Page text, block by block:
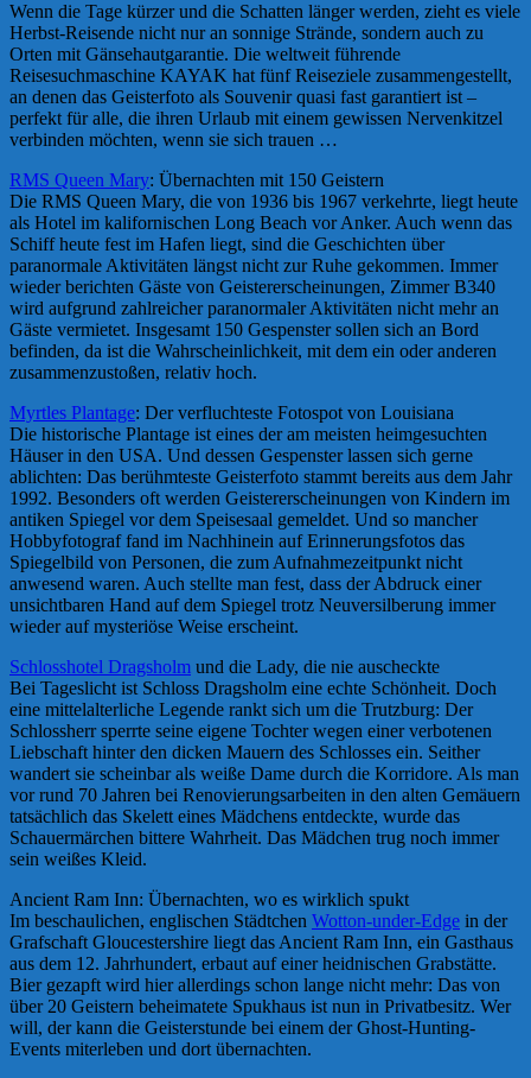
Wenn die Tage kürzer und die Schatten länger werden, zieht es viele
Herbst-Reisende nicht nur an sonnige Strände, sondern auch zu
Orten mit Gänsehautgarantie. Die weltweit führende
Reisesuchmaschine KAYAK hat fünf Reiseziele zusammengestellt,
an denen das Geisterfoto als Souvenir quasi fast garantiert ist –
perfekt für alle, die ihren Urlaub mit einem gewissen Nervenkitzel
verbinden möchten, wenn sie sich trauen …
RMS Queen Mary: Übernachten mit 150 Geistern
Die RMS Queen Mary, die von 1936 bis 1967 verkehrte, liegt heute
als Hotel im kalifornischen Long Beach vor Anker. Auch wenn das
Schiff heute fest im Hafen liegt, sind die Geschichten über
paranormale Aktivitäten längst nicht zur Ruhe gekommen. Immer
wieder berichten Gäste von Geistererscheinungen, Zimmer B340
wird aufgrund zahlreicher paranormaler Aktivitäten nicht mehr an
Gäste vermietet. Insgesamt 150 Gespenster sollen sich an Bord
befinden, da ist die Wahrscheinlichkeit, mit dem ein oder anderen
zusammenzustoßen, relativ hoch.
Myrtles Plantage: Der verfluchteste Fotospot von Louisiana
Die historische Plantage ist eines der am meisten heimgesuchten
Häuser in den USA. Und dessen Gespenster lassen sich gerne
ablichten: Das berühmteste Geisterfoto stammt bereits aus dem Jahr
1992. Besonders oft werden Geistererscheinungen von Kindern im
antiken Spiegel vor dem Speisesaal gemeldet. Und so mancher
Hobbyfotograf fand im Nachhinein auf Erinnerungsfotos das
Spiegelbild von Personen, die zum Aufnahmezeitpunkt nicht
anwesend waren. Auch stellte man fest, dass der Abdruck einer
unsichtbaren Hand auf dem Spiegel trotz Neuversilberung immer
wieder auf mysteriöse Weise erscheint.
Schlosshotel Dragsholm und die Lady, die nie auscheckte
Bei Tageslicht ist Schloss Dragsholm eine echte Schönheit. Doch
eine mittelalterliche Legende rankt sich um die Trutzburg: Der
Schlossherr sperrte seine eigene Tochter wegen einer verbotenen
Liebschaft hinter den dicken Mauern des Schlosses ein. Seither
wandert sie scheinbar als weiße Dame durch die Korridore. Als man
vor rund 70 Jahren bei Renovierungsarbeiten in den alten Gemäuern
tatsächlich das Skelett eines Mädchens entdeckte, wurde das
Schauermärchen bittere Wahrheit. Das Mädchen trug noch immer
sein weißes Kleid.
Ancient Ram Inn: Übernachten, wo es wirklich spukt
Im beschaulichen, englischen Städtchen Wotton-under-Edge in der
Grafschaft Gloucestershire liegt das Ancient Ram Inn, ein Gasthaus
aus dem 12. Jahrhundert, erbaut auf einer heidnischen Grabstätte.
Bier gezapft wird hier allerdings schon lange nicht mehr: Das von
über 20 Geistern beheimatete Spukhaus ist nun in Privatbesitz. Wer
will, der kann die Geisterstunde bei einem der Ghost-Hunting-
Events miterleben und dort übernachten.